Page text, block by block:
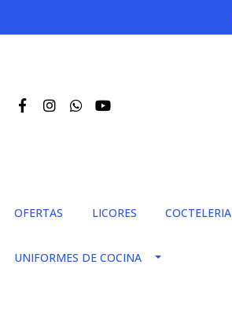
OFERTAS LICORES COCTELERIA
UNIFORMES DE COCINA